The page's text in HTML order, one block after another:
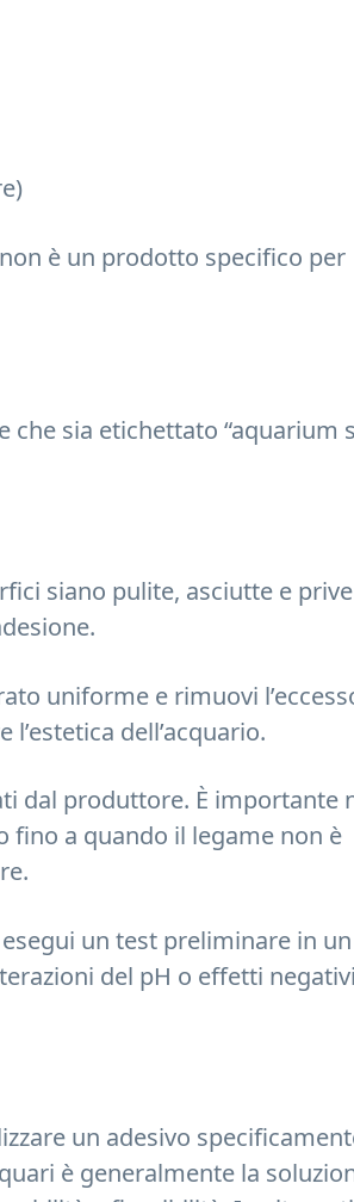
è un prodotto specifico per
sia etichettato “aquarium
siano pulite, asciutte e
uniforme e rimuovi
dell’acquario.
dal produttore. È importante
fino a quando il legame non è
un test preliminare in un
del pH o effetti negativi
un adesivo
è generalmente la